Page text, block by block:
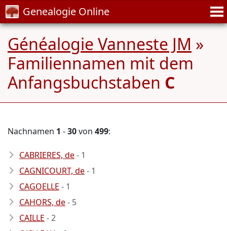
Genealogie Online
Généalogie Vanneste JM »
Familiennamen mit dem
Anfangsbuchstaben C
Nachnamen 1 -30von 499:
CABRIERES, de- 1
CAGNICOURT, de- 1
CAGOELLE - 1
CAHORS, de- 5
CAILLE - 2